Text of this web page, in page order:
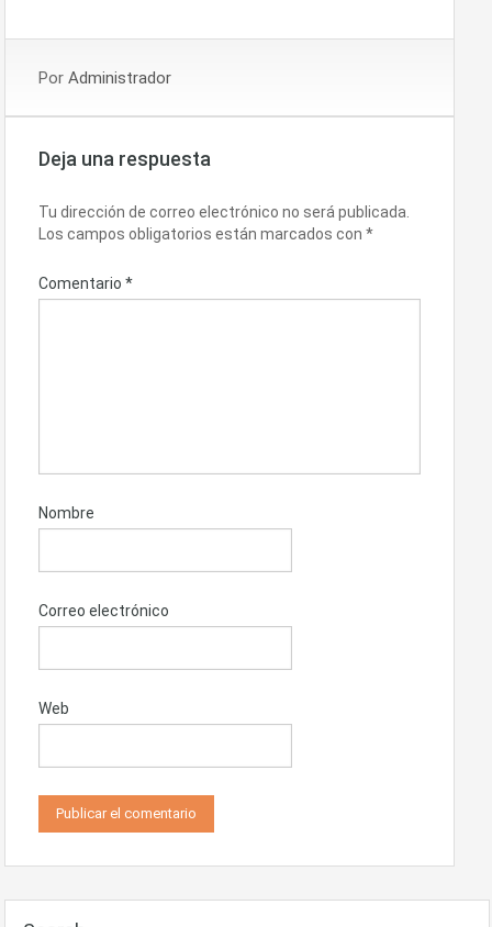
Por Administrador
Deja una respuesta
Tu dirección de correo electrónico no será publicada.
Los campos obligatorios están marcados con *
Comentario *
Nombre
Correo electrónico
Web